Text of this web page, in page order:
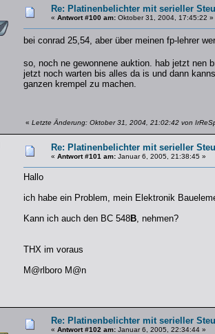
Re: Platinenbelichter mit serieller
« Antwort #100 am: Oktober 31, 2004, 17:45:22 »
bei conrad 25,54, aber über meinen fp-lehrer
so, noch ne gewonnene auktion. hab jetzt nen
jetzt noch warten bis alles da is und dann
ganzen krempel zu machen.
« Letzte Änderung: Oktober 31, 2004, 21:02:42 von
Re: Platinenbelichter mit serieller
« Antwort #101 am: Januar 6, 2005, 21:38:45 »
Hallo
ich habe ein Problem, mein Elektronik
Kann ich auch den BC 548B, nehmen?
THX im voraus
M@rlboro M@n
Re: Platinenbelichter mit serieller
« Antwort #102 am: Januar 6, 2005, 22:34:44 »